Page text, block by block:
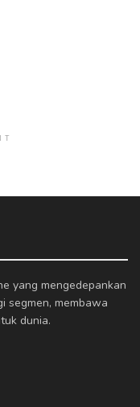
yang mengedepankan
segmen, membawa
dunia.